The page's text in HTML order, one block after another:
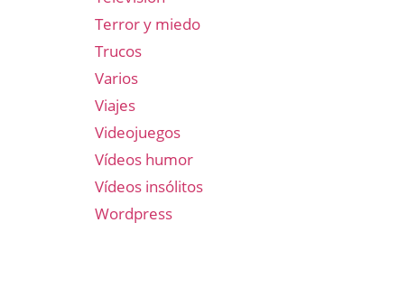
Terror y miedo
Trucos
Varios
Viajes
Videojuegos
Vídeos humor
Vídeos insólitos
Wordpress